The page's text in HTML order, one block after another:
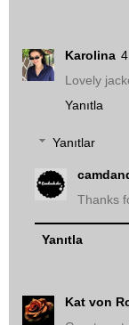
Karolina
Lovely
Yanıtla
Yanıtlar
Thanks
Yanıtla
Kat von